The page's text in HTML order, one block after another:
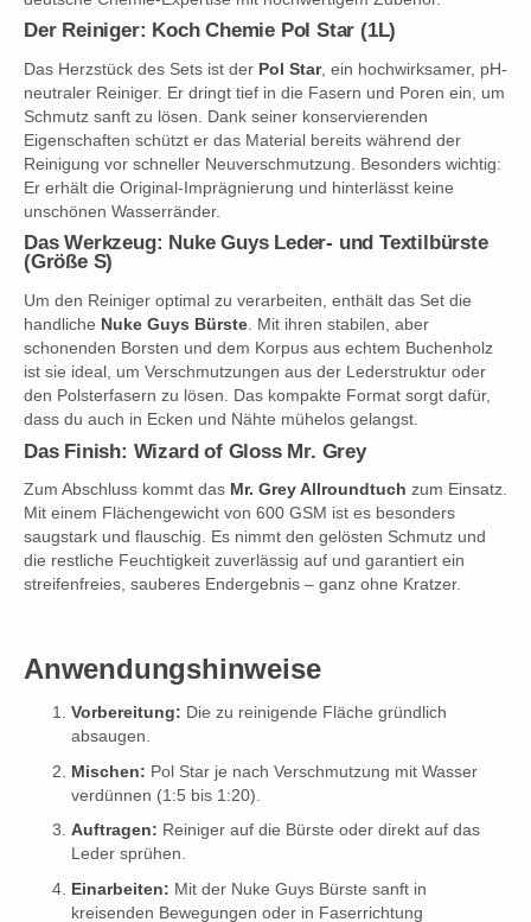
Der Reiniger: Koch Chemie Pol Star (1L)
Das Herzstück des Sets ist der Pol Star, ein hochwirksamer, pH-
neutraler Reiniger. Er dringt tief in die Fasern und Poren ein, um
Schmutz sanft zu lösen. Dank seiner konservierenden
Eigenschaften schützt er das Material bereits während der
Reinigung vor schneller Neuverschmutzung. Besonders wichtig:
Er erhält die Original-Imprägnierung und hinterlässt keine
unschönen Wasserränder.
Das Werkzeug: Nuke Guys Leder- und Textilbürste
(Größe S)
Um den Reiniger optimal zu verarbeiten, enthält das Set die
handliche Nuke Guys Bürste . Mit ihren stabilen, aber
schonenden Borsten und dem Korpus aus echtem Buchenholz
ist sie ideal, um Verschmutzungen aus der Lederstruktur oder
den Polsterfasern zu lösen. Das kompakte Format sorgt dafür,
dass du auch in Ecken und Nähte mühelos gelangst.
Das Finish: Wizard of Gloss Mr. Grey
Zum Abschluss kommt das Mr. Grey Allroundtuch zum Einsatz.
Mit einem Flächengewicht von 600 GSM ist es besonders
saugstark und flauschig. Es nimmt den gelösten Schmutz und
die restliche Feuchtigkeit zuverlässig auf und garantiert ein
streifenfreies, sauberes Endergebnis – ganz ohne Kratzer.
Anwendungshinweise
Vorbereitung: Die zu reinigende Fläche gründlich
absaugen.
Mischen: Pol Star je nach Verschmutzung mit Wasser
verdünnen (1:5 bis 1:20).
Auftragen: Reiniger auf die Bürste oder direkt auf das
Leder sprühen.
Einarbeiten: Mit der Nuke Guys Bürste sanft in
kreisenden Bewegungen oder in Faserrichtung